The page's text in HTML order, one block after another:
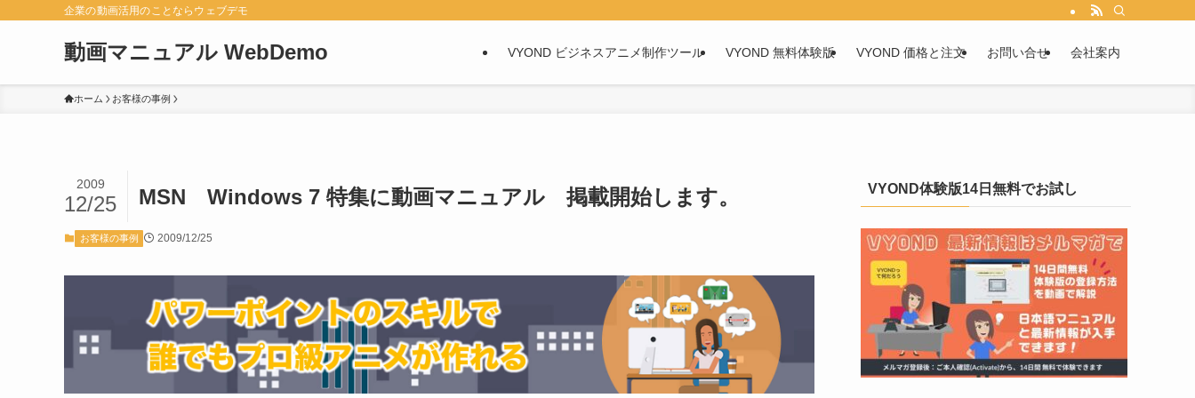
企業の動画活用のことならウェブデモ
動画マニュアル WebDemo VYOND ビジネスアニメ制作ツール VYOND 無料体験版 VYOND 価格と注文 お問い合せ 会社案内
ホーム お客様の事例
MSN Windows 7 特集に動画マニュアル 掲載開始します。
2009
12/25
お客様の事例 2009/12/25
VYOND体験版14日無料でお試し